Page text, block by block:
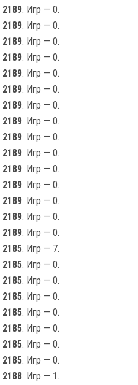
2189. Игр — 0.
2189. Игр — 0.
2189. Игр — 0.
2189. Игр — 0.
2189. Игр — 0.
2189. Игр — 0.
2189. Игр — 0.
2189. Игр — 0.
2189. Игр — 0.
2189. Игр — 0.
2189. Игр — 0.
2189. Игр — 0.
2189. Игр — 0.
2189. Игр — 0.
2189. Игр — 0.
2185. Игр — 7.
2185. Игр — 0.
2185. Игр — 0.
2185. Игр — 0.
2185. Игр — 0.
2185. Игр — 0.
2185. Игр — 0.
2185. Игр — 0.
2188. Игр — 1.